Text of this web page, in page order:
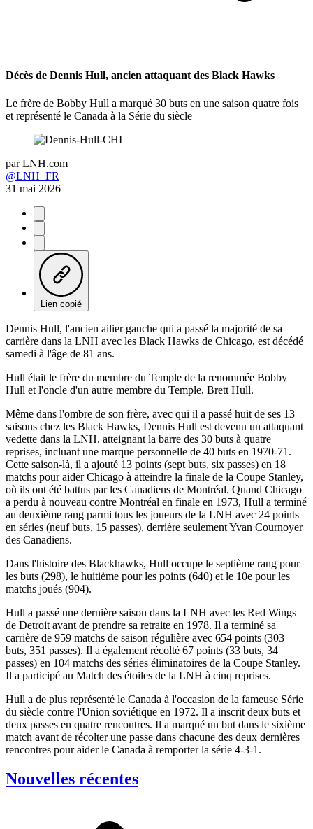
Décès de Dennis Hull, ancien attaquant des Black Hawks
Le frère de Bobby Hull a marqué 30 buts en une saison quatre fois
et représenté le Canada à la Série du siècle
par LNH.com
@LNH_FR
31 mai 2026
Lien copié
Dennis Hull, l'ancien ailier gauche qui a passé la majorité de sa
carrière dans la LNH avec les Black Hawks de Chicago, est décédé
samedi à l'âge de 81 ans.
Hull était le frère du membre du Temple de la renommée Bobby
Hull et l'oncle d'un autre membre du Temple, Brett Hull.
Même dans l'ombre de son frère, avec qui il a passé huit de ses 13
saisons chez les Black Hawks, Dennis Hull est devenu un attaquant
vedette dans la LNH, atteignant la barre des 30 buts à quatre
reprises, incluant une marque personnelle de 40 buts en 1970-71.
Cette saison-là, il a ajouté 13 points (sept buts, six passes) en 18
matchs pour aider Chicago à atteindre la finale de la Coupe Stanley,
où ils ont été battus par les Canadiens de Montréal. Quand Chicago
a perdu à nouveau contre Montréal en finale en 1973, Hull a terminé
au deuxième rang parmi tous les joueurs de la LNH avec 24 points
en séries (neuf buts, 15 passes), derrière seulement Yvan Cournoyer
des Canadiens.
Dans l'histoire des Blackhawks, Hull occupe le septième rang pour
les buts (298), le huitième pour les points (640) et le 10e pour les
matchs joués (904).
Hull a passé une dernière saison dans la LNH avec les Red Wings
de Detroit avant de prendre sa retraite en 1978. Il a terminé sa
carrière de 959 matchs de saison régulière avec 654 points (303
buts, 351 passes). Il a également récolté 67 points (33 buts, 34
passes) en 104 matchs des séries éliminatoires de la Coupe Stanley.
Il a participé au Match des étoiles de la LNH à cinq reprises.
Hull a de plus représenté le Canada à l'occasion de la fameuse Série
du siècle contre l'Union soviétique en 1972. Il a inscrit deux buts et
deux passes en quatre rencontres. Il a marqué un but dans le sixième
match avant de récolter une passe dans chacune des deux dernières
rencontres pour aider le Canada à remporter la série 4-3-1.
Nouvelles récentes